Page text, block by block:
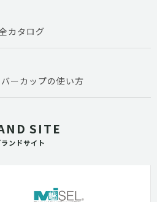
カタログ
ーカップの使い方
SITE
ランドサイト